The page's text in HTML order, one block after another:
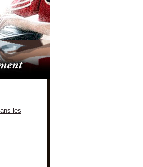
les